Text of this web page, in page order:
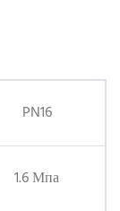
PN16
1.6 Мпа